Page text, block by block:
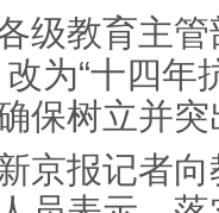
级教育主
为“十四年
保树立并
京报记者